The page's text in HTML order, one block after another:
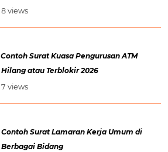
8 views
Contoh Surat Kuasa Pengurusan ATM
Hilang atau Terblokir 2026
7 views
Contoh Surat Lamaran Kerja Umum di
Berbagai Bidang